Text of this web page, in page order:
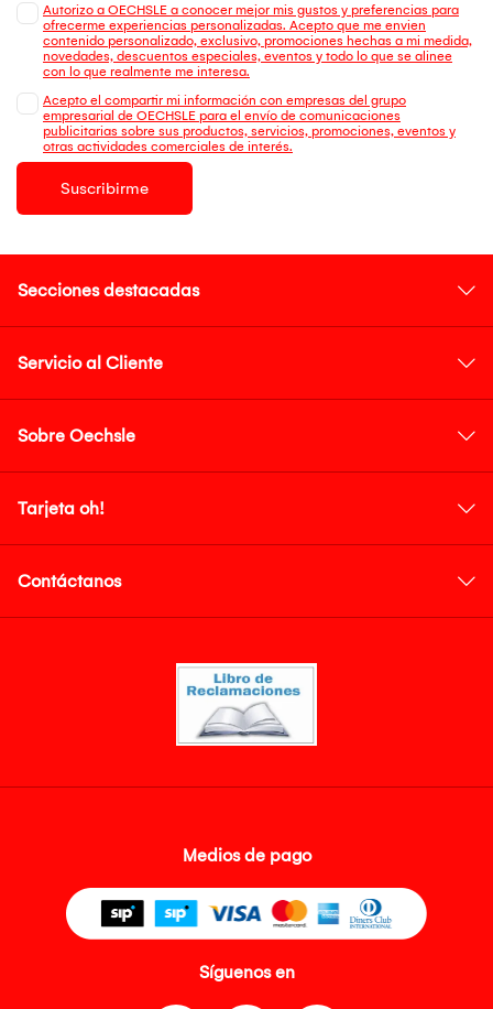
Autorizo a OECHSLE a conocer mejor mis gustos y preferencias para
ofrecerme experiencias personalizadas. Acepto que me envien
contenido personalizado, exclusivo, promociones hechas a mi medida,
novedades, descuentos especiales, eventos y todo lo que se alinee
con lo que realmente me interesa.
Acepto el compartir mi información con empresas del grupo
empresarial de OECHSLE para el envío de comunicaciones
publicitarias sobre sus productos, servicios, promociones, eventos y
otras actividades comerciales de interés.
Suscribirme
Secciones destacadas
Servicio al Cliente
Sobre Oechsle
Tarjeta oh!
Contáctanos
Medios de pago
Síguenos en